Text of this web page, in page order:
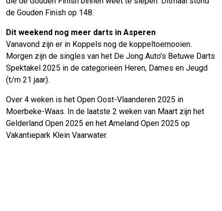
de Gouden Finish op 148.
Dit weekend nog meer darts in Asperen
Vanavond zijn er in Koppels nog de koppeltoernooien.
Morgen zijn de singles van het De Jong Auto's Betuwe Darts
Spektakel 2025 in de categorieën Heren, Dames en Jeugd
(t/m 21 jaar).
Over 4 weken is het Open Oost-Vlaanderen 2025 in
Moerbeke-Waas. In de laatste 2 weken van Maart zijn het
Gelderland Open 2025 en het Ameland Open 2025 op
Vakantiepark Klein Vaarwater.